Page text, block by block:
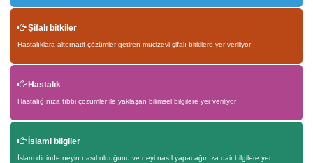
Şifalı bitkiler
Hastalıklara alternatif çözümler getiren mucizevi şifalı bitkilere yer veriliyor
Hastalık
Hastalığınıza tıbbi çözümler ile yaklaşan bilimsel bilgilere yer veriliyor
İslami bilgiler
İslam dininde neyin nasıl olduğunu ve neyi nasıl yapacağınıza dair bilgilere yer